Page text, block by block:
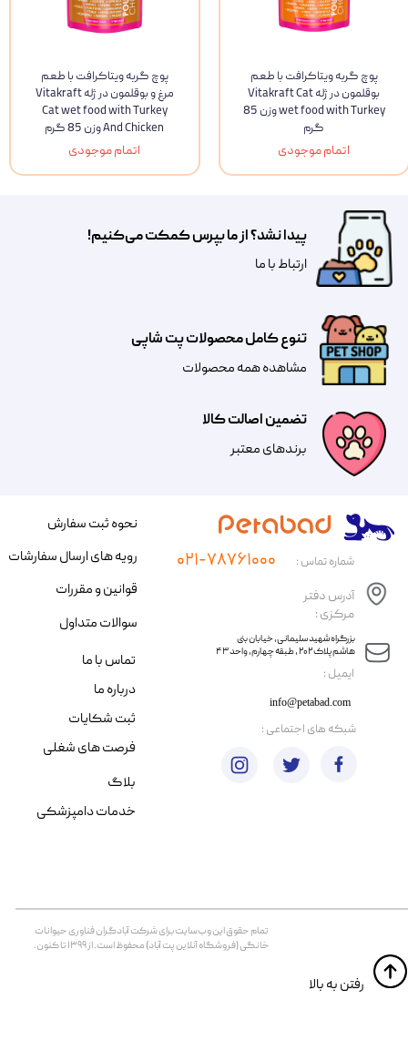
پوچ گربه ویتاکرافت با طعم
بوقلمون در ژله Vitakraft Cat
wet food with Turkey وزن 85
گرم
اتمام موجودی
پوچ گربه ویتاکرافت با طعم
مرغ و بوقلمون در ژله Vitakraft
Cat wet food with Turkey
And Chicken وزن 85 گرم
اتمام موجودی
تضمین اصالت کالا
​​برندهای معتبر​​​​​​​
تنوع کامل محصولات پت شاپی
مشاهده همه محصولات
پیدا نشد؟ از ما بپرس کمکت می‌کنیم!
​​​ارتباط با ما
​ایمیل :
آدرس دفتر
مرکزی :
info@petabad.com
​​بزرگراه شهید سلیمانی، خیابان بنی
هاشم پلاک ۲۰۲ ، طبقه چهارم، واحد ۴۳
شماره تماس : ۰۲۱-۷۸۷۶۱۰۰۰
تمام حقوق اين وب‌سايت برای شرکت آبادگران فناوری حیوانات
خانگی (فروشگاه آنلاین پت آباد) محفوظ است. از ۱۳۹۹ تا کنون.
​​رفتن به بالا
نحوه ثبت سفارش
رویه های ارسال سفارشات
قوانین و مقررات
سوالات متداول
تماس با ما
درباره ما
ثبت شکایات
فرصت های شغلی
​شبکه های اجتماعی :
بلاگ
خدمات دامپزشکی